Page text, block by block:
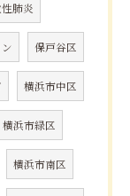
肺炎
保戸谷区
横浜市中区
横浜市緑区
横浜市南区